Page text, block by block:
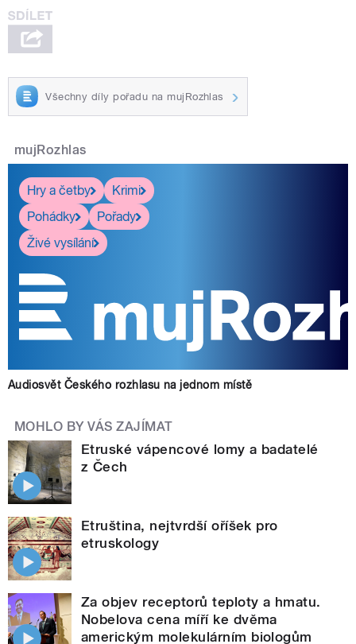
Všechny díly pořadu na mujRozhlas
mujRozhlas
Hry a četby
Krimi
Pohádky
Pořady
Živé vysílání
Audiosvět Českého rozhlasu na jednom místě
MOHLO BY VÁS ZAJÍMAT
Etruské vápencové lomy a badatelé
z Čech
Etruština, nejtvrdší oříšek pro
etruskology
Za objev receptorů teploty a hmatu.
Nobelova cena míří ke dvěma
americkým molekulárním biologům